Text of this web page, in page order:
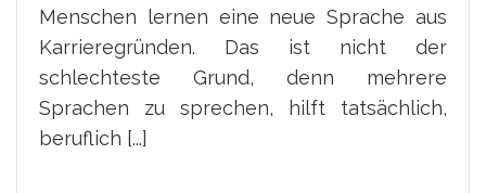
Menschen lernen eine neue Sprache aus
Karrieregründen. Das ist nicht der
schlechteste Grund, denn mehrere
Sprachen zu sprechen, hilft tatsächlich,
beruflich [...]